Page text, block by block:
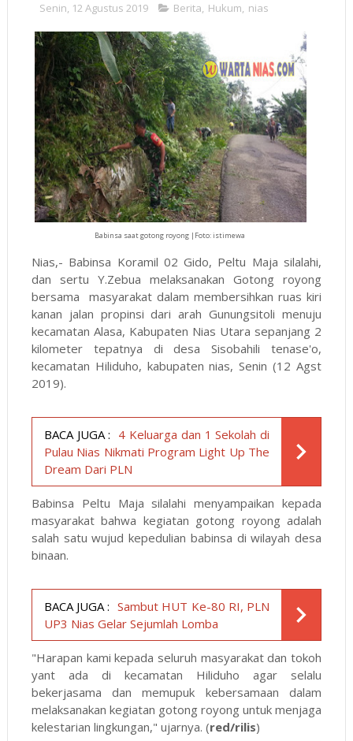
Senin, 12 Agustus 2019 Berita, Hukum, nias
Babinsa saat gotong royong |Foto: istimewa
Nias,- Babinsa Koramil 02 Gido, Peltu Maja silalahi,
dan sertu Y.Zebua melaksanakan Gotong royong
bersama masyarakat dalam membersihkan ruas kiri
kanan jalan propinsi dari arah Gunungsitoli menuju
kecamatan Alasa, Kabupaten Nias Utara sepanjang 2
kilometer tepatnya di desa Sisobahili tenase'o,
kecamatan Hiliduho, kabupaten nias, Senin (12 Agst
2019).
BACA JUGA : 4 Keluarga dan 1 Sekolah di
Pulau Nias Nikmati Program Light Up The
Dream Dari PLN
Babinsa Peltu Maja silalahi menyampaikan kepada
masyarakat bahwa kegiatan gotong royong adalah
salah satu wujud kepedulian babinsa di wilayah desa
binaan.
BACA JUGA : Sambut HUT Ke-80 RI, PLN
UP3 Nias Gelar Sejumlah Lomba
"Harapan kami kepada seluruh masyarakat dan tokoh
yant ada di kecamatan Hiliduho agar selalu
bekerjasama dan memupuk kebersamaan dalam
melaksanakan kegiatan gotong royong untuk menjaga
kelestarian lingkungan," ujarnya. (red/rilis)